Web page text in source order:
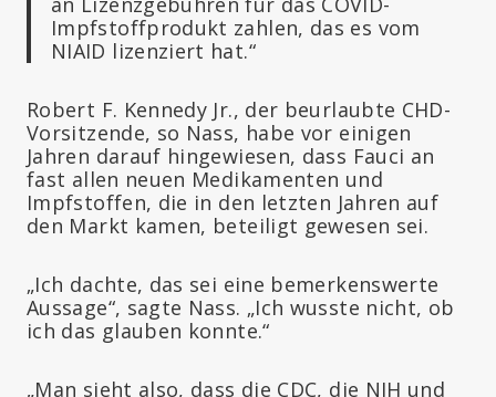
Impfstoffprodukt zahlen, das es vom
NIAID lizenziert hat.“
Robert F. Kennedy Jr., der beurlaubte CHD-
Vorsitzende, so Nass, habe vor einigen
Jahren darauf hingewiesen, dass Fauci an
fast allen neuen Medikamenten und
Impfstoffen, die in den letzten Jahren auf
den Markt kamen, beteiligt gewesen sei.
„Ich dachte, das sei eine bemerkenswerte
Aussage“, sagte Nass. „Ich wusste nicht, ob
ich das glauben konnte.“
„Man sieht also, dass die CDC, die NIH und